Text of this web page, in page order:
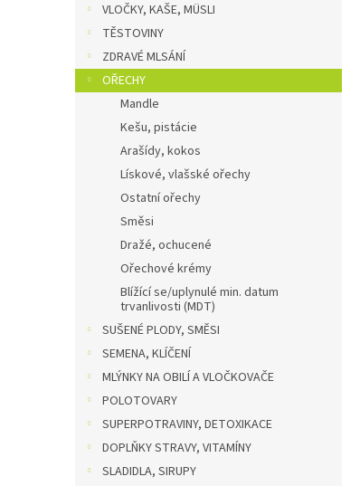
VLOČKY, KAŠE, MÜSLI
TĚSTOVINY
ZDRAVÉ MLSÁNÍ
OŘECHY
Mandle
Kešu, pistácie
Arašídy, kokos
Lískové, vlašské ořechy
Ostatní ořechy
Směsi
Dražé, ochucené
Ořechové krémy
Blížící se/uplynulé min. datum
trvanlivosti (MDT)
SUŠENÉ PLODY, SMĚSI
SEMENA, KLÍČENÍ
MLÝNKY NA OBILÍ A VLOČKOVAČE
POLOTOVARY
SUPERPOTRAVINY, DETOXIKACE
DOPLŇKY STRAVY, VITAMÍNY
SLADIDLA, SIRUPY